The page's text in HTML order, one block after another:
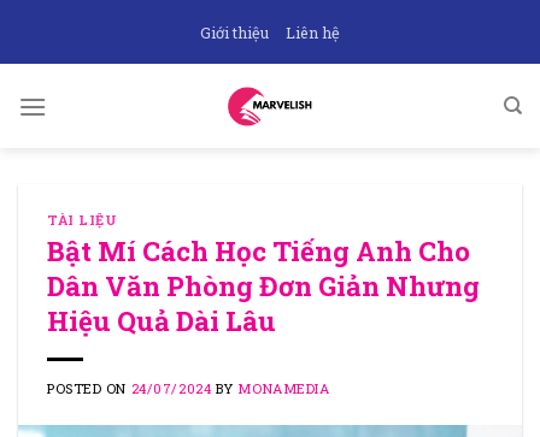
Giới thiệu Liên hệ
TÀI LIỆU
Bật Mí Cách Học Tiếng Anh Cho
Dân Văn Phòng Đơn Giản Nhưng
Hiệu Quả Dài Lâu
POSTED ON 24/07/2024 BY MONAMEDIA